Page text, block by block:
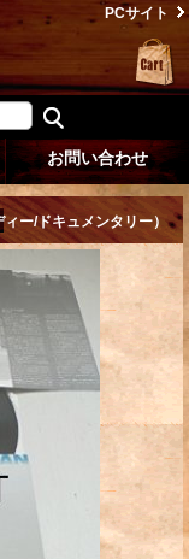
PCサイト
お問い合わせ
ー/ドキュメンタリー）